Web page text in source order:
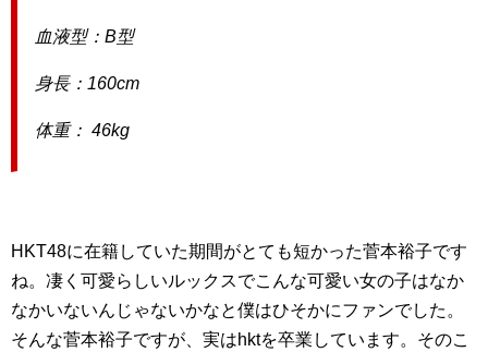
血液型：B型
身長：160cm
体重： 46kg
HKT48に在籍していた期間がとても短かった菅本裕子です
ね。凄く可愛らしいルックスでこんな可愛い女の子はなか
なかいないんじゃないかなと僕はひそかにファンでした。
そんな菅本裕子ですが、実はhktを卒業しています。そのこ